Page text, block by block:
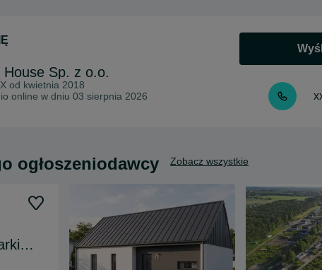
House Sp. z o.o.
od kwietnia 2018
online w dniu 03 sierpnia 2026
ogłoszeniodawcy Zobacz wszystkie